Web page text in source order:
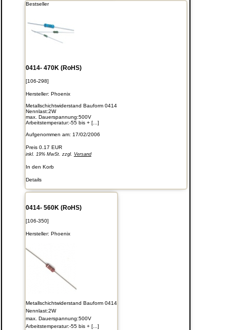
Bestseller
0414- 470K (RoHS)
[106-298]
Hersteller: Phoenix
Metallschichtwiderstand Bauform 0414
Nennlast:2W
max. Dauerspannung:500V
Arbeitstemperatur:-55 bis + [...]
Aufgenommen am: 17/02/2006
Preis 0.17 EUR
inkl. 19% MwSt. zzgl. Versand
In den Korb
Details
0414- 560K (RoHS)
[106-350]
Hersteller: Phoenix
Metallschichtwiderstand Bauform 0414
Nennlast:2W
max. Dauerspannung:500V
Arbeitstemperatur:-55 bis + [...]